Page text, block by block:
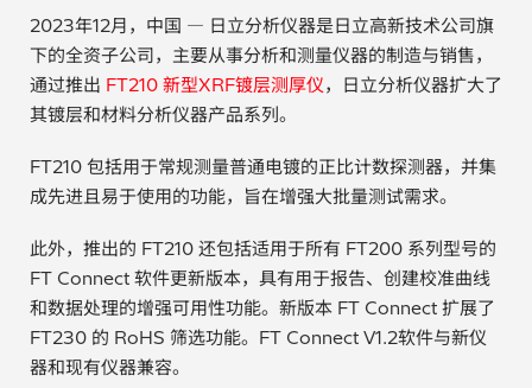
环境监测
化工品
金属表面处理 / 电镀 / 涂层分析
金属生产 / 铸造厂
采矿与勘探
订购耗材和配件
2023年12月，中国 — 日立分析仪器是日立高新技术公司旗
下的全资子公司，主要从事分析和测量仪器的制造与销售，
通过推出 FT210 新型XRF镀层测厚仪，日立分析仪器扩大了
其镀层和材料分析仪器产品系列。
FT210 包括用于常规测量普通电镀的正比计数探测器，并集
成先进且易于使用的功能，旨在增强大批量测试需求。
此外，推出的 FT210 还包括适用于所有 FT200 系列型号的
FT Connect 软件更新版本，具有用于报告、创建校准曲线
和数据处理的增强可用性功能。新版本 FT Connect 扩展了
FT230 的 RoHS 筛选功能。FT Connect V1.2软件与新仪
器和现有仪器兼容。